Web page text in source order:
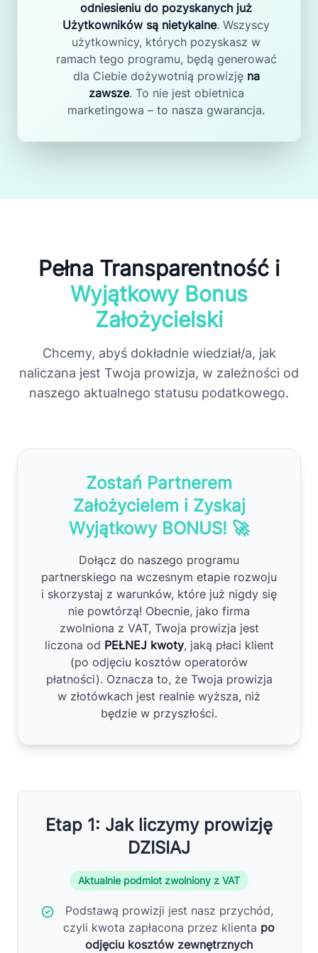
odniesieniu do pozyskanych już
Użytkowników są nietykalne. Wszyscy
użytkownicy, których pozyskasz w
ramach tego programu, będą generować
dla Ciebie dożywotnią prowizję na
zawsze. To nie jest obietnica
marketingowa – to nasza gwarancja.
Pełna Transparentność i
Wyjątkowy Bonus
Założycielski
Chcemy, abyś dokładnie wiedział/a, jak
naliczana jest Twoja prowizja, w zależności od
naszego aktualnego statusu podatkowego.
Zostań Partnerem
Założycielem i Zyskaj
Wyjątkowy BONUS! 🚀
Dołącz do naszego programu
partnerskiego na wczesnym etapie rozwoju
i skorzystaj z warunków, które już nigdy się
nie powtórzą! Obecnie, jako firma
zwolniona z VAT, Twoja prowizja jest
liczona od PEŁNEJ kwoty, jaką płaci klient
(po odjęciu kosztów operatorów
płatności). Oznacza to, że Twoja prowizja
w złotówkach jest realnie wyższa, niż
będzie w przyszłości.
Etap 1: Jak liczymy prowizję
DZISIAJ
Aktualnie podmiot zwolniony z VAT
Podstawą prowizji jest nasz przychód,
czyli kwota zapłacona przez klienta po
odjęciu kosztów zewnętrznych